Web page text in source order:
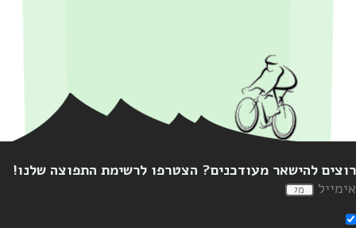
להישאר מעודכנים? הצטרפו לרשימת התפוצה שלנו!